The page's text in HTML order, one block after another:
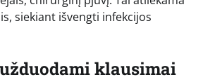
siekiant išvengti infekcijos
klausimai